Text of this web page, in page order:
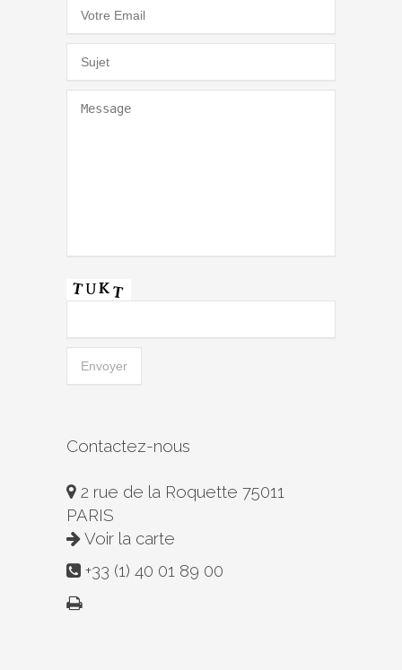
Contactez-nous
2 rue de la Roquette 75011
PARIS
Voir la carte
+33 (1) 40 01 89 00